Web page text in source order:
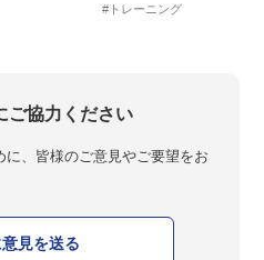
#トレーニング
ご協力ください
、皆様のご意見やご要望をお
見を送る